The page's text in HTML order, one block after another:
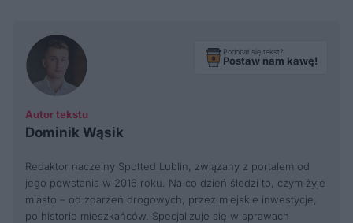
Autor tekstu
Dominik Wąsik
Podobał się tekst?
Postaw nam kawę!
Redaktor naczelny Spotted Lublin, związany z portalem od
jego powstania w 2016 roku. Na co dzień śledzi to, czym żyje
miasto – od zdarzeń drogowych, przez miejskie inwestycje,
po historie mieszkańców. Specjalizuje się w sprawach